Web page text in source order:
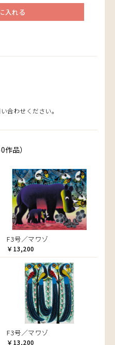
入れる
合わせください。
品）
F3号／マワゾ
￥13,200
F3号／マワゾ
￥13,200